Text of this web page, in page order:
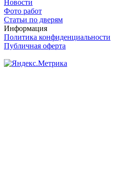
Новости
Фото работ
Статьи по дверям
Информация
Политика конфиденциальности
Публичная оферта